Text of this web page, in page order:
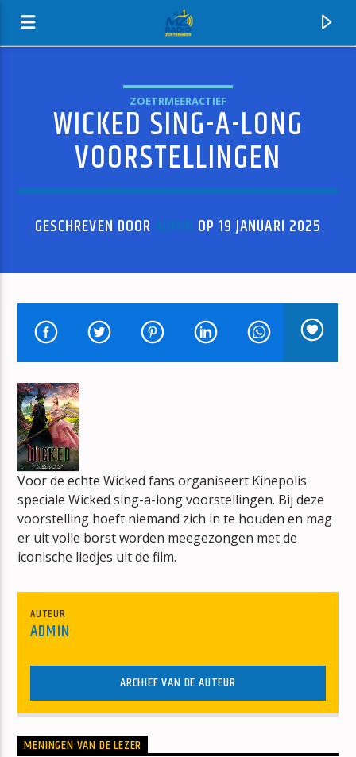
MZ-RADIO
HUIDIG NUMMER
BACK TO THE LIGHT
BRIAN MAY
mz-radio
ZOETRMEERACTIEF
WICKED SING-A-LONG
VOORSTELLINGEN
GESCHREVEN DOOR ADMIN OP 19 JANUARI 2025
Voor de echte Wicked fans organiseert Kinepolis
speciale Wicked sing-a-long voorstellingen. Bij deze
voorstelling hoeft niemand zich in te houden en mag
er uit volle borst worden meegezongen met de
iconische liedjes uit de film.
AUTEUR
ADMIN
ARCHIEF VAN DE AUTEUR
MENINGEN VAN DE LEZER